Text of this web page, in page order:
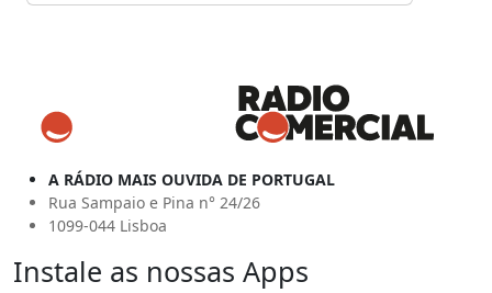
A RÁDIO MAIS OUVIDA DE PORTUGAL
Rua Sampaio e Pina n° 24/26
1099-044 Lisboa
Instale as nossas Apps